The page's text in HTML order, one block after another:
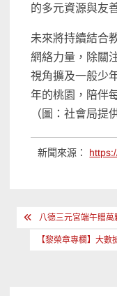
的多元資源與友
未來將持續結合
網絡力量，除關
視角擴及一般少
年的桃園，陪伴
（圖：社會局提
新聞來源：
文 八德三元宮端午贈
【黎榮章專欄】大